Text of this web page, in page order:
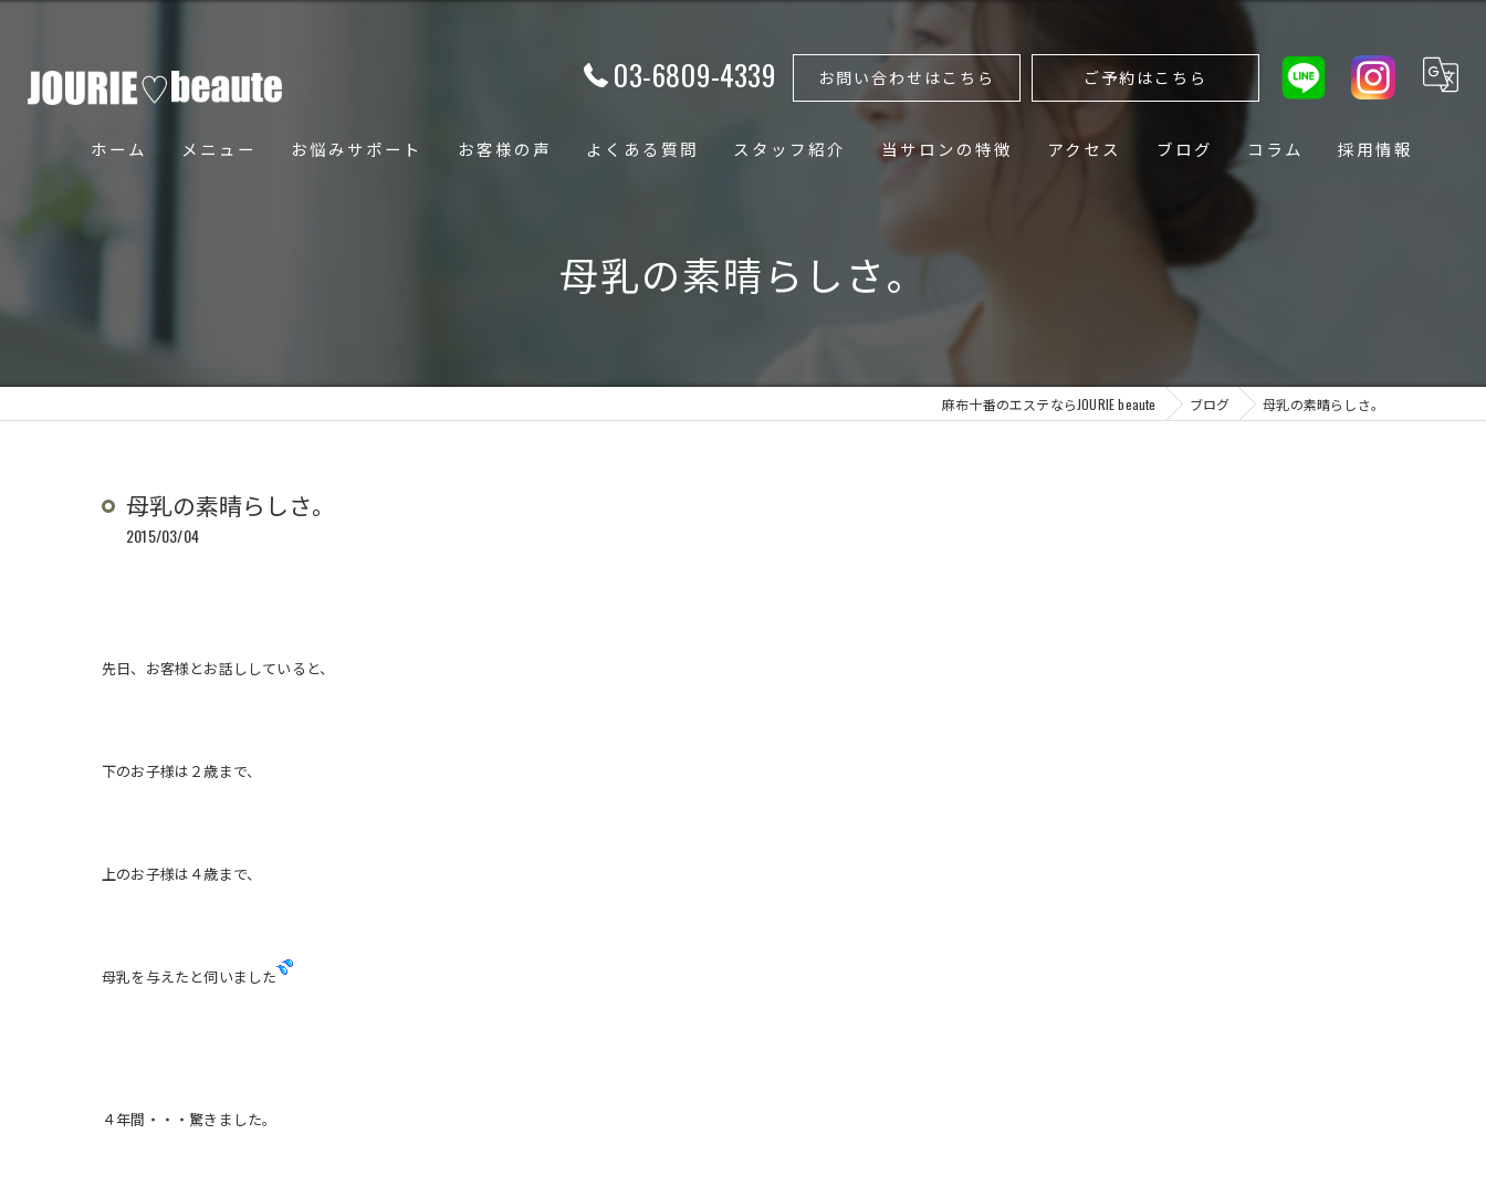
03-6809-4339 お問い合わせはこちら ご予約はこちら
ホーム メニュー お悩みサポート お客様の声 よくある質問 スタッフ紹介 当サロンの特徴
ボディ
小顔
アクセス ブログ コラム 採用情報
母乳の素晴らしさ。
麻布十番のエステならJOURIE beaute ブログ 母乳の素晴らしさ。
母乳の素晴らしさ。
2015/03/04
先日、お客様とお話ししていると、
下のお子様は２歳まで、
上のお子様は４歳まで、
母乳を与えたと伺いました
４年間・・・驚きました。